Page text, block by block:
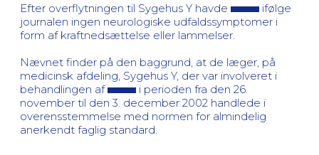
Efter overflytningen til Sygehus Y havde
ifølge
journalen ingen neurologiske udfaldssymptomer i
form af kraftnedsættelse eller lammelser.
Nævnet finder på den baggrund, at de læger, på
medicinsk afdeling, Sygehus Y, der var involveret i
behandlingen af
i perioden fra den 26.
november til den 3. december 2002 handlede i
overensstemmelse med normen for almindelig
anerkendt faglig standard.